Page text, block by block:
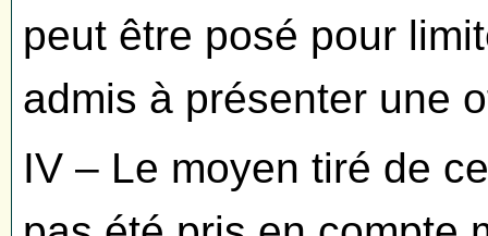
peut être posé pour
admis à présenter une
IV – Le moyen tiré de